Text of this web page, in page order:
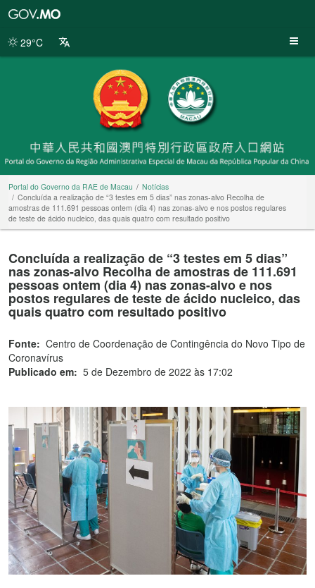
da
29°C
Portal do Governo da RAE de Macau
Notícias
Concluída a realização de “3 testes em 5 dias” nas zonas-alvo Recolha de
amostras de 111.691 pessoas ontem (dia 4) nas zonas-alvo e nos postos regulares
de teste de ácido nucleico, das quais quatro com resultado positivo
Concluída a realização de “3 testes em 5 dias”
nas zonas-alvo Recolha de amostras de 111.691
pessoas ontem (dia 4) nas zonas-alvo e nos
postos regulares de teste de ácido nucleico, das
quais quatro com resultado positivo
Fonte: Centro de Coordenação de Contingência do Novo Tipo de
Coronavírus
Publicado em: 5 de Dezembro de 2022 às 17:02